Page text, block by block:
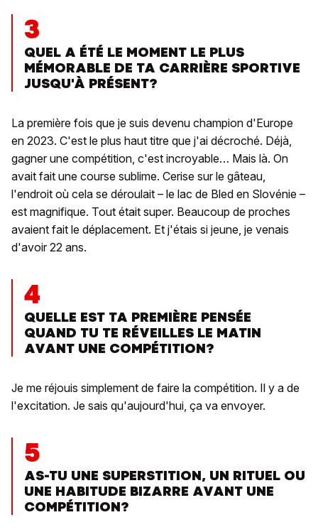
3
QUEL A ÉTÉ LE MOMENT LE PLUS
MÉMORABLE DE TA CARRIÈRE SPORTIVE
JUSQU'À PRÉSENT?
La première fois que je suis devenu champion d'Europe
en 2023. C'est le plus haut titre que j'ai décroché. Déjà,
gagner une compétition, c'est incroyable… Mais là. On
avait fait une course sublime. Cerise sur le gâteau,
l'endroit où cela se déroulait – le lac de Bled en Slovénie –
est magnifique. Tout était super. Beaucoup de proches
avaient fait le déplacement. Et j'étais si jeune, je venais
d'avoir 22 ans.
4
QUELLE EST TA PREMIÈRE PENSÉE
QUAND TU TE RÉVEILLES LE MATIN
AVANT UNE COMPÉTITION?
Je me réjouis simplement de faire la compétition. Il y a de
l'excitation. Je sais qu'aujourd'hui, ça va envoyer.
5
AS-TU UNE SUPERSTITION, UN RITUEL OU
UNE HABITUDE BIZARRE AVANT UNE
COMPÉTITION?